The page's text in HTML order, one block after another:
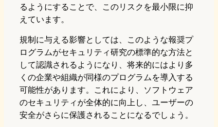
るようにすることで、このリスクを最小限に抑
えています。
規制に与える影響としては、このような報奨プ
ログラムがセキュリティ研究の標準的な方法と
して認識されるようになり、将来的にはより多
くの企業や組織が同様のプログラムを導入する
可能性があります。これにより、ソフトウェア
のセキュリティが全体的に向上し、ユーザーの
安全がさらに保護されることになるでしょう。